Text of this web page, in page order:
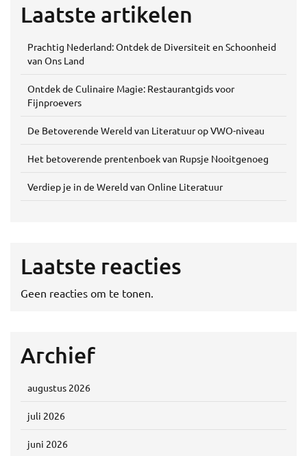
Laatste artikelen
Prachtig Nederland: Ontdek de Diversiteit en Schoonheid
van Ons Land
Ontdek de Culinaire Magie: Restaurantgids voor
Fijnproevers
De Betoverende Wereld van Literatuur op VWO-niveau
Het betoverende prentenboek van Rupsje Nooitgenoeg
Verdiep je in de Wereld van Online Literatuur
Laatste reacties
Geen reacties om te tonen.
Archief
augustus 2026
juli 2026
juni 2026